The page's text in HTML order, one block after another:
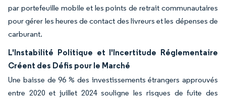
par portefeuille mobile et les points de retrait communautaires
pour gérer les heures de contact des livreurs et les dépenses de
carburant.
L'Instabilité Politique et l'Incertitude Réglementaire
Créent des Défis pour le Marché
Une baisse de 96 % des investissements étrangers approuvés
entre 2020 et juillet 2024 souligne les risques de fuite des